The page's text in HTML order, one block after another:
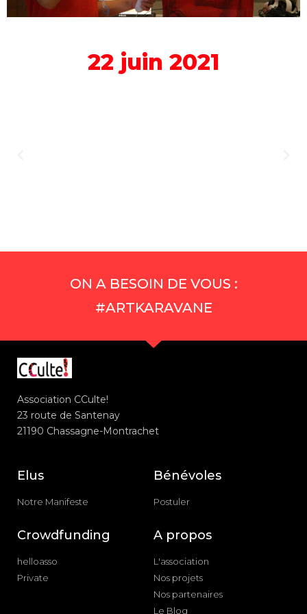
22 juin 2021
ON A BESOIN DE VOUS :
#ARTKARAVANE
Association CCulte!
23 route de Santenay
21190 Chassagne-Montrachet
Elus
Notre Manifeste
Bénévoles
Postuler
Crowdfunding
helloasso
Private
A propos
L'association
Nos projets
Nos partenaires
Le Blog